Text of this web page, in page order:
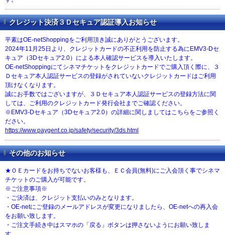
クレジット決済３Ｄセキュア認証導入お知らせ
平素はOE-netShoppingをご利用頂き誠にありがとうございます。
2024年11月25日より、クレジットカードの不正利用を防止する為にEMV3-Dセ
キュア（3Dセキュア2.0）による本人確認サービスを導入いたします。
OE-netShoppingにてシネマチケットをクレジットカードでご購入頂く際に、３
Ｄセキュア本人認証サービスの登録がされていないクレジットカードはご利用
頂けなくなります。
誠にお手数ではございますが、３Ｄセキュア本人認証サービスの登録方法に関
しては、ご利用のクレジットカード発行会社までご確認ください。
※EMV3-Dセキュア（3Dセキュア2.0）の詳細に関しましてはこちらをご参照く
ださい。
https://www.paygent.co.jp/safety/security/3ds.html
その他のお知らせ
★ＯＥカードをお持ちでないお客様も、ＥＣ会員(無料)にご入会頂く事でシネマ
チケットのご購入が可能です。
※ご注意事項※
・ご決済は、クレジット支払いのみとなります。
・OE-netにご登録のメールアドレスが変更になりましたら、OE-netへの再入会
をお願い致します。
・ご注文手続き中はスマホの「戻る」ボタンは押さないようにお願い致しま